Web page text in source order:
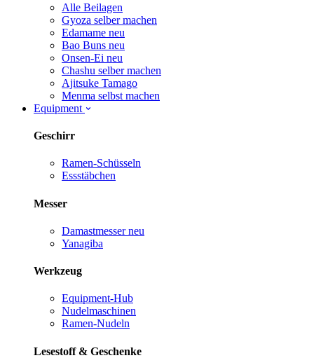
Alle Beilagen
Gyoza selber machen
Edamame neu
Bao Buns neu
Onsen-Ei neu
Chashu selber machen
Ajitsuke Tamago
Menma selbst machen
Equipment
Geschirr
Ramen-Schüsseln
Essstäbchen
Messer
Damastmesser neu
Yanagiba
Werkzeug
Equipment-Hub
Nudelmaschinen
Ramen-Nudeln
Lesestoff & Geschenke